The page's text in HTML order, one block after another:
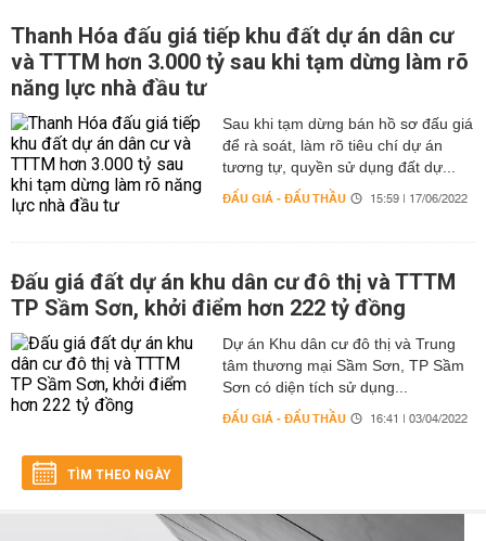
Thanh Hóa đấu giá tiếp khu đất dự án dân cư
và TTTM hơn 3.000 tỷ sau khi tạm dừng làm rõ
năng lực nhà đầu tư
Sau khi tạm dừng bán hồ sơ đấu giá
để rà soát, làm rõ tiêu chí dự án
tương tự, quyền sử dụng đất dự...
ĐẤU GIÁ - ĐẤU THẦU 15:59 | 17/06/2022
Đấu giá đất dự án khu dân cư đô thị và TTTM
TP Sầm Sơn, khởi điểm hơn 222 tỷ đồng
Dự án Khu dân cư đô thị và Trung
tâm thương mại Sầm Sơn, TP Sầm
Sơn có diện tích sử dụng...
ĐẤU GIÁ - ĐẤU THẦU 16:41 | 03/04/2022
TÌM THEO NGÀY